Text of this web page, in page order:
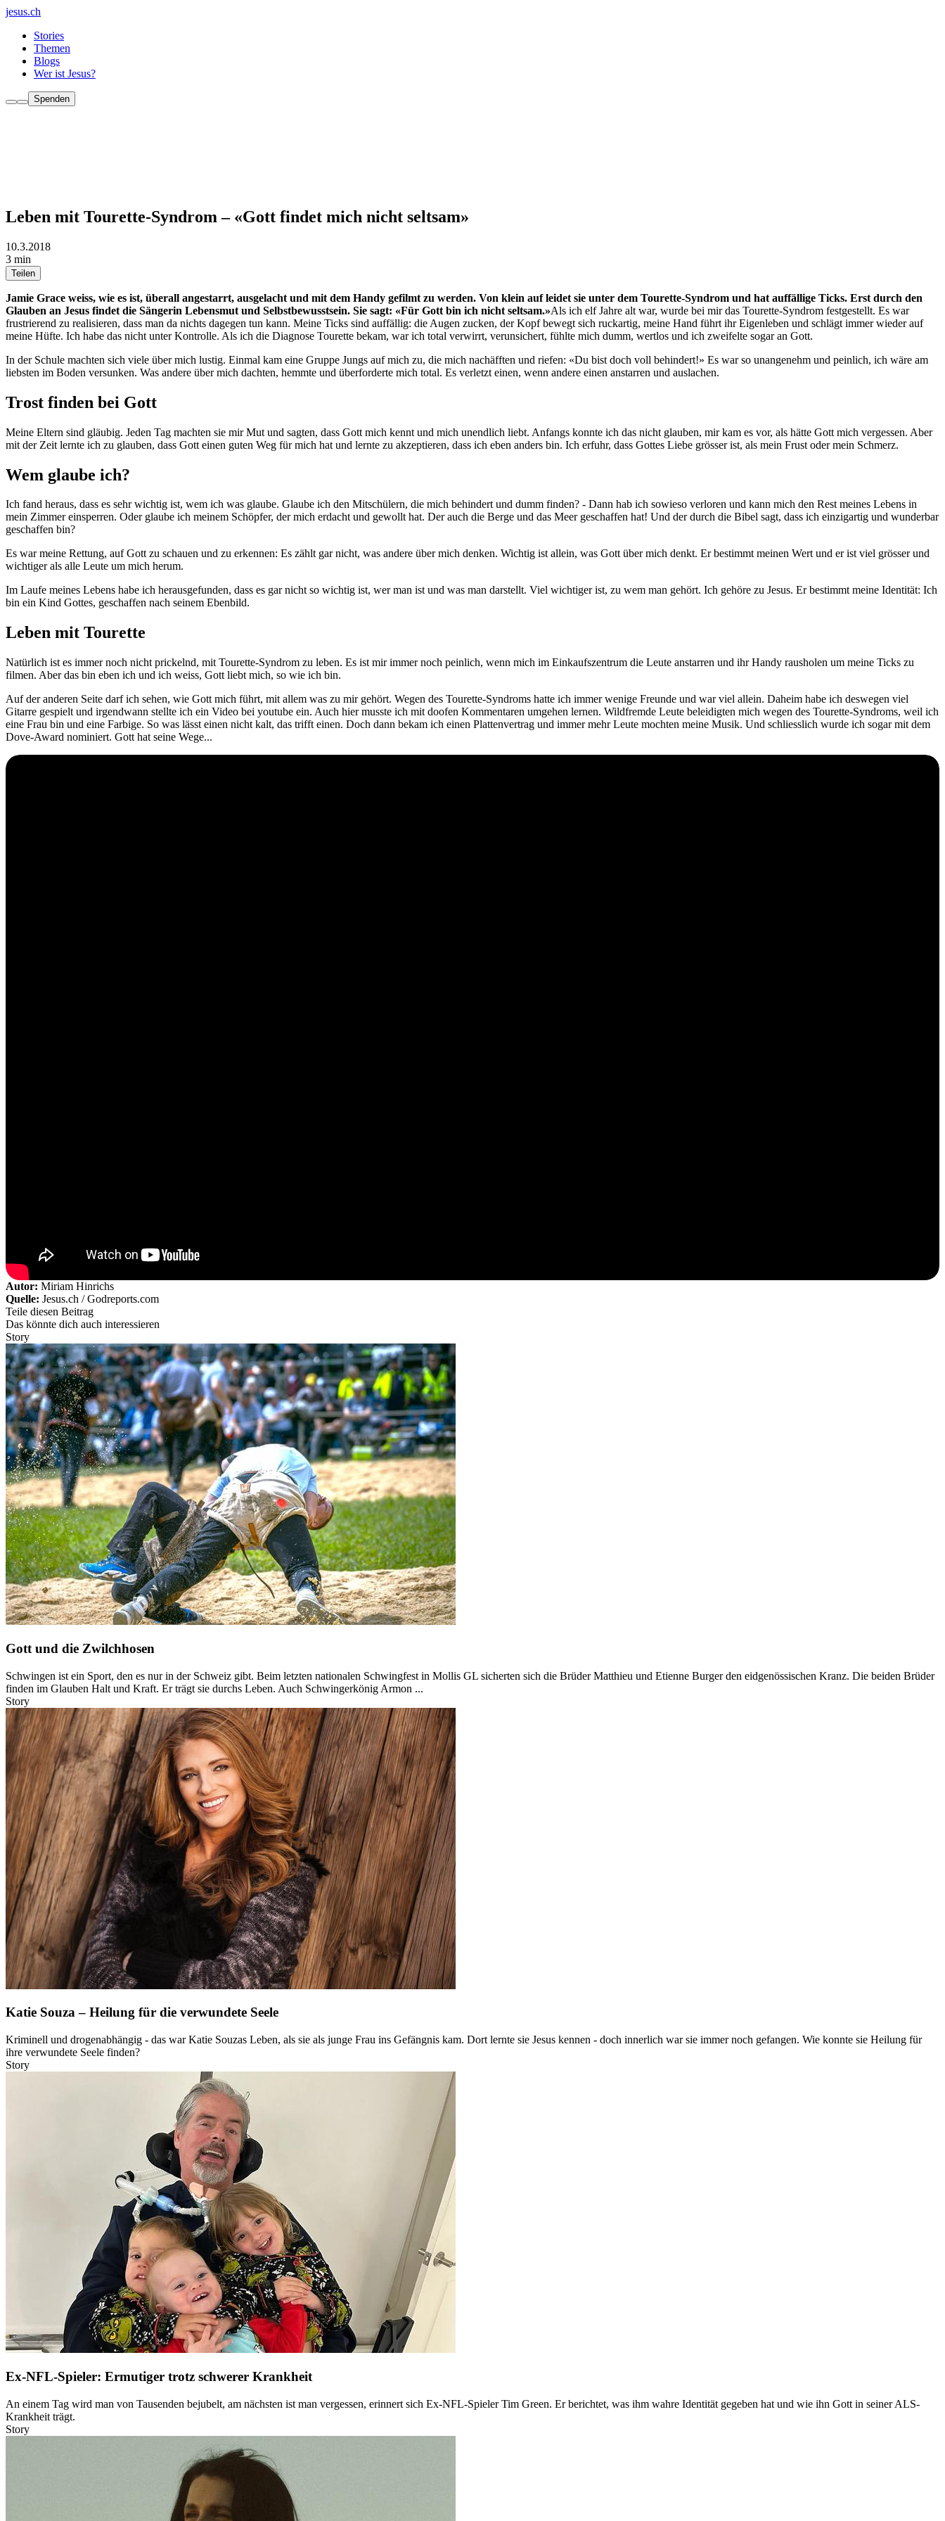
jesus.ch
Stories
Themen
Blogs
Wer ist Jesus?
Spenden
Leben mit Tourette-Syndrom – «Gott findet mich nicht seltsam»
10.3.2018
3 min
Teilen
Jamie Grace weiss, wie es ist, überall angestarrt, ausgelacht und mit dem Handy gefilmt zu werden. Von klein auf leidet sie unter dem Tourette-Syndrom und hat auffällige Ticks. Erst durch den
Glauben an Jesus findet die Sängerin Lebensmut und Selbstbewusstsein. Sie sagt: «Für Gott bin ich nicht seltsam.»Als ich elf Jahre alt war, wurde bei mir das Tourette-Syndrom festgestellt. Es war
frustrierend zu realisieren, dass man da nichts dagegen tun kann. Meine Ticks sind auffällig: die Augen zucken, der Kopf bewegt sich ruckartig, meine Hand führt ihr Eigenleben und schlägt immer wieder auf
meine Hüfte. Ich habe das nicht unter Kontrolle. Als ich die Diagnose Tourette bekam, war ich total verwirrt, verunsichert, fühlte mich dumm, wertlos und ich zweifelte sogar an Gott.
In der Schule machten sich viele über mich lustig. Einmal kam eine Gruppe Jungs auf mich zu, die mich nachäfften und riefen: «Du bist doch voll behindert!» Es war so unangenehm und peinlich, ich wäre am
liebsten im Boden versunken. Was andere über mich dachten, hemmte und überforderte mich total. Es verletzt einen, wenn andere einen anstarren und auslachen.
Trost finden bei Gott
Meine Eltern sind gläubig. Jeden Tag machten sie mir Mut und sagten, dass Gott mich kennt und mich unendlich liebt. Anfangs konnte ich das nicht glauben, mir kam es vor, als hätte Gott mich vergessen. Aber
mit der Zeit lernte ich zu glauben, dass Gott einen guten Weg für mich hat und lernte zu akzeptieren, dass ich eben anders bin. Ich erfuhr, dass Gottes Liebe grösser ist, als mein Frust oder mein Schmerz.
Wem glaube ich?
Ich fand heraus, dass es sehr wichtig ist, wem ich was glaube. Glaube ich den Mitschülern, die mich behindert und dumm finden? - Dann hab ich sowieso verloren und kann mich den Rest meines Lebens in
mein Zimmer einsperren. Oder glaube ich meinem Schöpfer, der mich erdacht und gewollt hat. Der auch die Berge und das Meer geschaffen hat! Und der durch die Bibel sagt, dass ich einzigartig und wunderbar
geschaffen bin?
Es war meine Rettung, auf Gott zu schauen und zu erkennen: Es zählt gar nicht, was andere über mich denken. Wichtig ist allein, was Gott über mich denkt. Er bestimmt meinen Wert und er ist viel grösser und
wichtiger als alle Leute um mich herum.
Im Laufe meines Lebens habe ich herausgefunden, dass es gar nicht so wichtig ist, wer man ist und was man darstellt. Viel wichtiger ist, zu wem man gehört. Ich gehöre zu Jesus. Er bestimmt meine Identität: Ich
bin ein Kind Gottes, geschaffen nach seinem Ebenbild.
Leben mit Tourette
Natürlich ist es immer noch nicht prickelnd, mit Tourette-Syndrom zu leben. Es ist mir immer noch peinlich, wenn mich im Einkaufszentrum die Leute anstarren und ihr Handy rausholen um meine Ticks zu
filmen. Aber das bin eben ich und ich weiss, Gott liebt mich, so wie ich bin.
Auf der anderen Seite darf ich sehen, wie Gott mich führt, mit allem was zu mir gehört. Wegen des Tourette-Syndroms hatte ich immer wenige Freunde und war viel allein. Daheim habe ich deswegen viel
Gitarre gespielt und irgendwann stellte ich ein Video bei youtube ein. Auch hier musste ich mit doofen Kommentaren umgehen lernen. Wildfremde Leute beleidigten mich wegen des Tourette-Syndroms, weil ich
eine Frau bin und eine Farbige. So was lässt einen nicht kalt, das trifft einen. Doch dann bekam ich einen Plattenvertrag und immer mehr Leute mochten meine Musik. Und schliesslich wurde ich sogar mit dem
Dove-Award nominiert. Gott hat seine Wege...
Autor: Miriam Hinrichs
Quelle: Jesus.ch / Godreports.com
Teile diesen Beitrag
Das könnte dich auch interessieren
Story
Gott und die Zwilchhosen
Schwingen ist ein Sport, den es nur in der Schweiz gibt. Beim letzten nationalen Schwingfest in Mollis GL sicherten sich die Brüder Matthieu und Etienne Burger den eidgenössischen Kranz. Die beiden Brüder
finden im Glauben Halt und Kraft. Er trägt sie durchs Leben. Auch Schwingerkönig Armon ...
Story
Katie Souza – Heilung für die verwundete Seele
Kriminell und drogenabhängig - das war Katie Souzas Leben, als sie als junge Frau ins Gefängnis kam. Dort lernte sie Jesus kennen - doch innerlich war sie immer noch gefangen. Wie konnte sie Heilung für
ihre verwundete Seele finden?
Story
Ex-NFL-Spieler: Ermutiger trotz schwerer Krankheit
An einem Tag wird man von Tausenden bejubelt, am nächsten ist man vergessen, erinnert sich Ex-NFL-Spieler Tim Green. Er berichtet, was ihm wahre Identität gegeben hat und wie ihn Gott in seiner ALS-
Krankheit trägt.
Story